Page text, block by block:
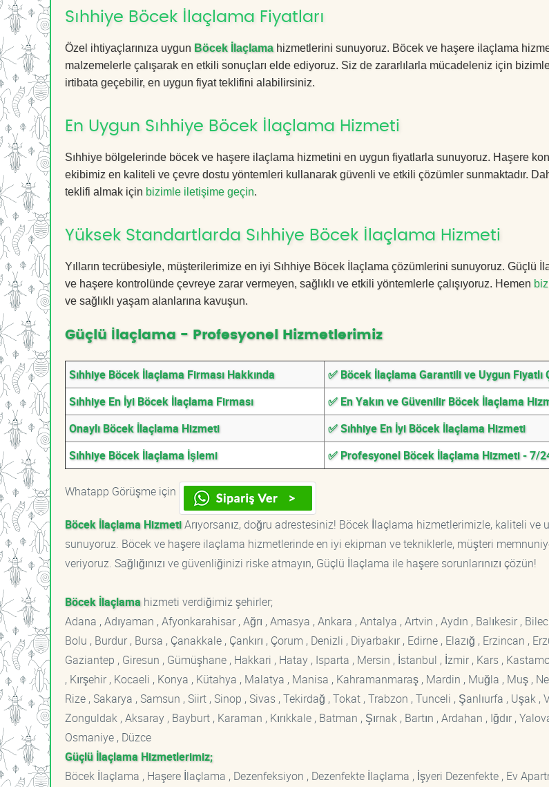
Sıhhiye Böcek İlaçlama Fiyatları
Özel ihtiyaçlarınıza uygun Böcek İlaçlamahizmetlerini sunuyoruz. Böcek ve haşere ilaçlama
malzemelerle çalışarak en etkili sonuçları elde ediyoruz. Siz de zararlılarla mücadeleniz için
irtibata geçebilir, en uygun fiyat teklifini alabilirsiniz.
En Uygun Sıhhiye Böcek İlaçlama Hizmeti
Sıhhiye bölgelerinde böcek ve haşere ilaçlama hizmetini en uygun fiyatlarla sunuyoruz. Haşere
ekibimiz en kaliteli ve çevre dostu yöntemleri kullanarak güvenli ve etkili çözümler sunmaktadır.
teklifi almak için bizimle iletişime geçin.
Yüksek Standartlarda Sıhhiye Böcek İlaçlama Hizmeti
Yılların tecrübesiyle, müşterilerimize en iyi Sıhhiye Böcek İlaçlama çözümlerini sunuyoruz. Güçlü
ve haşere kontrolünde çevreye zarar vermeyen, sağlıklı ve etkili yöntemlerle çalışıyoruz. Hemen
ve sağlıklı yaşam alanlarına kavuşun.
Güçlü İlaçlama - Profesyonel Hizmetlerimiz
Sıhhiye Böcek İlaçlama Firması Hakkında
✅ Böcek İlaçlama Garantili ve Uygun Fiyatlı
Sıhhiye En İyi Böcek İlaçlama Firması
✅ En Yakın ve Güvenilir Böcek İlaçlama
Onaylı Böcek İlaçlama Hizmeti
✅ Sıhhiye En İyi Böcek İlaçlama Hizmeti
Sıhhiye Böcek İlaçlama İşlemi
✅ Profesyonel Böcek İlaçlama Hizmeti - 7/
Whatapp Görüşme için
Böcek İlaçlama HizmetiArıyorsanız, doğru adrestesiniz! Böcek İlaçlama hizmetlerimizle, kaliteli ve
sunuyoruz. Böcek ve haşere ilaçlama hizmetlerinde en iyi ekipman ve tekniklerle, müşteri
veriyoruz. Sağlığınızı ve güvenliğinizi riske atmayın, Güçlü İlaçlama ile haşere sorunlarınızı çözün!
Böcek İlaçlama hizmeti verdiğimiz şehirler;
Adana , Adıyaman , Afyonkarahisar , Ağrı , Amasya , Ankara , Antalya , Artvin , Aydın , Balıkesir ,
Bolu , Burdur , Bursa , Çanakkale , Çankırı , Çorum , Denizli , Diyarbakır , Edirne , Elazığ , Erzincan ,
Gaziantep , Giresun , Gümüşhane , Hakkari , Hatay , Isparta , Mersin , İstanbul , İzmir , Kars ,
, Kırşehir , Kocaeli , Konya , Kütahya , Malatya , Manisa , Kahramanmaraş , Mardin , Muğla , Muş ,
Rize , Sakarya , Samsun , Siirt , Sinop , Sivas , Tekirdağ , Tokat , Trabzon , Tunceli , Şanlıurfa , Uşak ,
Zonguldak , Aksaray , Bayburt , Karaman , Kırıkkale , Batman , Şırnak , Bartın , Ardahan , Iğdır ,
Osmaniye , Düzce
Güçlü İlaçlama Hizmetlerimiz;
Böcek İlaçlama , Haşere İlaçlama , Dezenfeksiyon , Dezenfekte İlaçlama , İşyeri Dezenfekte , Ev